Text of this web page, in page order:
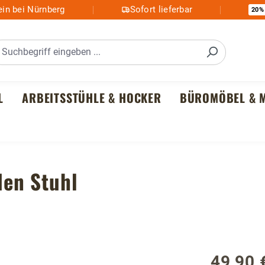
bei Nürnberg Sofort lieferbar 20%
ARBEITSSTÜHLE & HOCKER BÜROMÖBEL &
Stuhl
Regulärer